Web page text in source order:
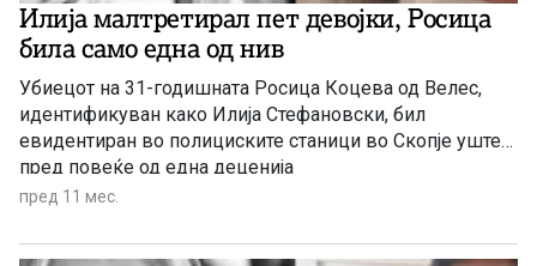
Илија малтретирал пет девојки, Росица
била само една од нив
Убиецот на 31-годишната Росица Коцева од Велес,
идентификуван како Илија Стефановски, бил
евидентиран во полициските станици во Скопје уште
пред повеќе од една деценија
пред 11 мес.